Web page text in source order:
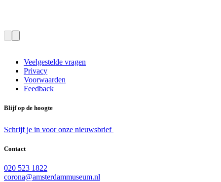
Veelgestelde vragen
Privacy
Voorwaarden
Feedback
Blijf op de hoogte
Schrijf je in voor onze nieuwsbrief
Contact
020 523 1822
corona@amsterdammuseum.nl